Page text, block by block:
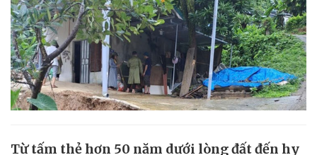
Từ tấm thẻ hơn 50 năm dưới lòng đất đến hy